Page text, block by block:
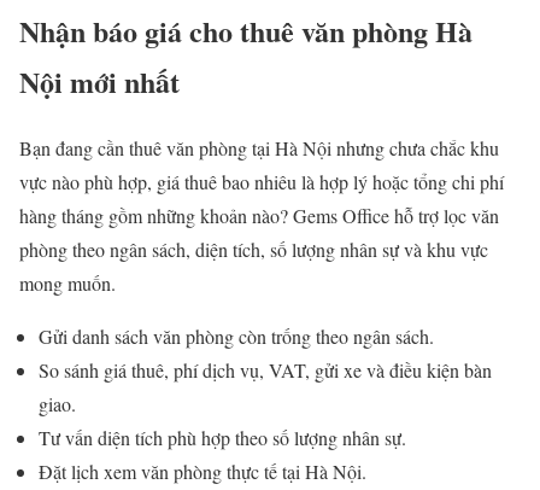
Nhận báo giá cho thuê văn phòng Hà
Nội mới nhất
Bạn đang cần thuê văn phòng tại Hà Nội nhưng chưa chắc khu
vực nào phù hợp, giá thuê bao nhiêu là hợp lý hoặc tổng chi phí
hàng tháng gồm những khoản nào? Gems Office hỗ trợ lọc văn
phòng theo ngân sách, diện tích, số lượng nhân sự và khu vực
mong muốn.
Gửi danh sách văn phòng còn trống theo ngân sách.
So sánh giá thuê, phí dịch vụ, VAT, gửi xe và điều kiện bàn
giao.
Tư vấn diện tích phù hợp theo số lượng nhân sự.
Đặt lịch xem văn phòng thực tế tại Hà Nội.